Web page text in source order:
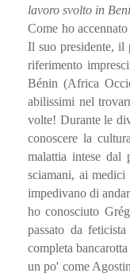
lavoro svolto in
Come ho
Il suo presidente, il
riferimento
Bénin (Africa
abilissimi nel
volte! Durante le
conoscere la
malattia intese dal
sciamani, ai
impedivano di
ho conosciuto
passato da
completa
un po' come